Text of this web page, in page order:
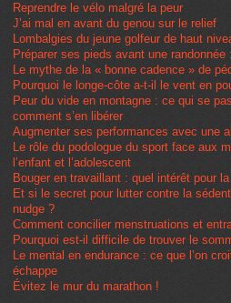
Reprendre le vélo malgré la peur
J’ai mal en avant du genou sur le relief
Lombalgies du jeune golfeur de haut
Préparer ses pieds avant une
Le mythe de la « bonne cadence » de
Pourquoi le longe-côte a-t-il le vent en
Peur du vide en montagne : ce qui se
comment s’en libérer
Augmenter ses performances avec une
Le rôle du podologue du sport face aux
l’enfant et l’adolescent
Bouger en travaillant : quel intérêt pour
Et si le secret pour lutter contre la
nudge ?
Comment concilier menstruations et
Pourquoi est-il difficile de trouver le
Le mental en endurance : ce que l’on
échappe
Évitez le mur du marathon !